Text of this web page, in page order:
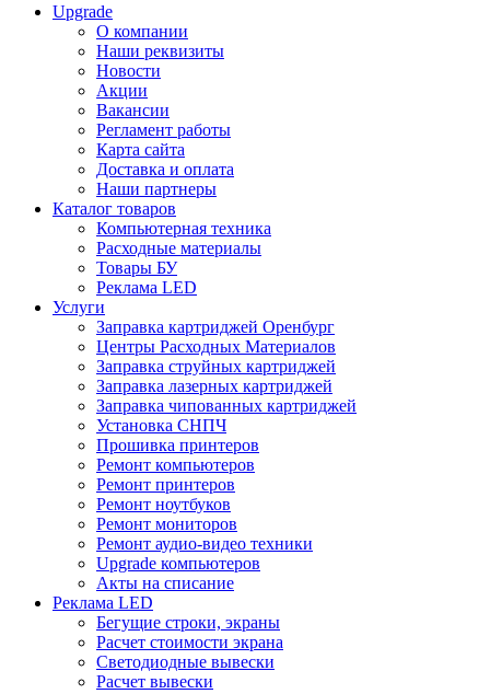
Upgrade
О компании
Наши реквизиты
Новости
Акции
Вакансии
Регламент работы
Карта сайта
Доставка и оплата
Наши партнеры
Каталог товаров
Компьютерная техника
Расходные материалы
Товары БУ
Реклама LED
Услуги
Заправка картриджей Оренбург
Центры Расходных Материалов
Заправка струйных картриджей
Заправка лазерных картриджей
Заправка чипованных картриджей
Установка СНПЧ
Прошивка принтеров
Ремонт компьютеров
Ремонт принтеров
Ремонт ноутбуков
Ремонт мониторов
Ремонт аудио-видео техники
Upgrade компьютеров
Акты на списание
Реклама LED
Бегущие строки, экраны
Расчет стоимости экрана
Светодиодные вывески
Расчет вывески